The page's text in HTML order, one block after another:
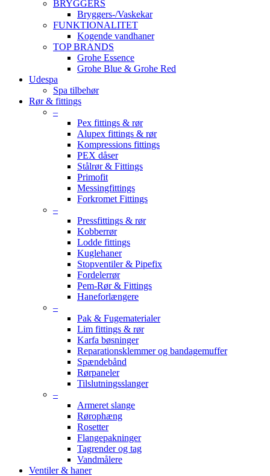
BRYGGERS
Bryggers-/Vaskekar
FUNKTIONALITET
Kogende vandhaner
TOP BRANDS
Grohe Essence
Grohe Blue & Grohe Red
Udespa
Spa tilbehør
Rør & fittings
–
Pex fittings & rør
Alupex fittings & rør
Kompressions fittings
PEX dåser
Stålrør & Fittings
Primofit
Messingfittings
Forkromet Fittings
–
Pressfittings & rør
Kobberrør
Lodde fittings
Kuglehaner
Stopventiler & Pipefix
Fordelerrør
Pem-Rør & Fittings
Haneforlængere
–
Pak & Fugematerialer
Lim fittings & rør
Karfa bøsninger
Reparationsklemmer og bandagemuffer
Spændebånd
Rørpaneler
Tilslutningsslanger
–
Armeret slange
Rørophæng
Rosetter
Flangepakninger
Tagrender og tag
Vandmålere
Ventiler & haner